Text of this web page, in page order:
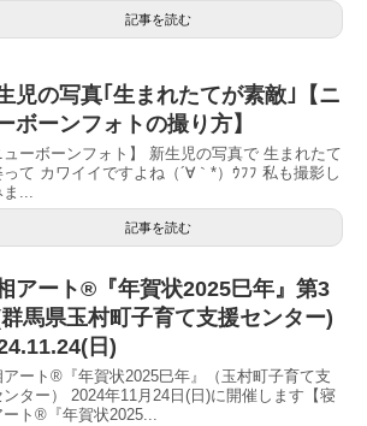
記事を読む
児の写真｢生まれたてが素敵｣【ニ
ボーンフォトの撮り方】
ューボーンフォト】 新生児の写真で 生まれたて
て カワイイですよね（´∀｀*）ｳﾌﾌ 私も撮影し
ま...
記事を読む
アート®︎『年賀状2025巳年』第3
群馬県玉村町子育て支援センター)
日)
アート®『年賀状2025巳年』（玉村町子育て支
ンター） 2024年11月24日(日)に開催します【寝
ート®︎『年賀状2025...